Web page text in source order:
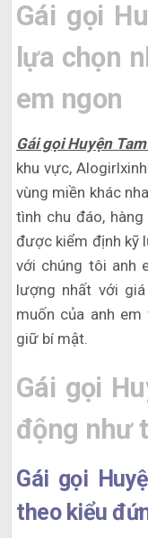
Gái gọi
lựa chọn
em ngon
Gái gọi Huyện
khu vực,
vùng miền khác
tình chu đáo,
được kiểm định kỹ
với chúng tôi anh
lượng nhất với
muốn của anh
giữ bí mật.
Gái gọi
động như
Gái gọi
theo kiểu